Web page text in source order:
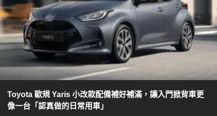
Toyota 歐規 Yaris 小改款配備補好補滿，讓入門掀背車更
像一台「認真做的日常用車」